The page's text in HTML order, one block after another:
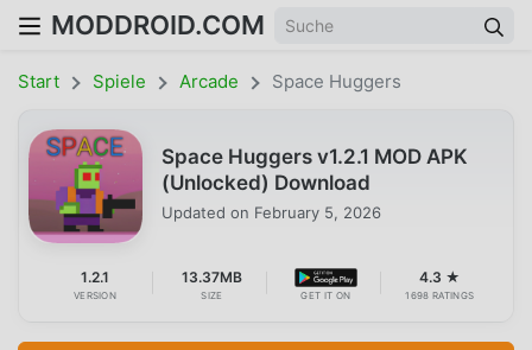
MODDROID.COM
Start Spiele Arcade Space Huggers
Space Huggers v1.2.1 MOD APK
(Unlocked) Download
Updated on February 5, 2026
1.2.1
VERSION
13.37MB
SIZE GET IT ON
4.3 ★
1698 RATINGS